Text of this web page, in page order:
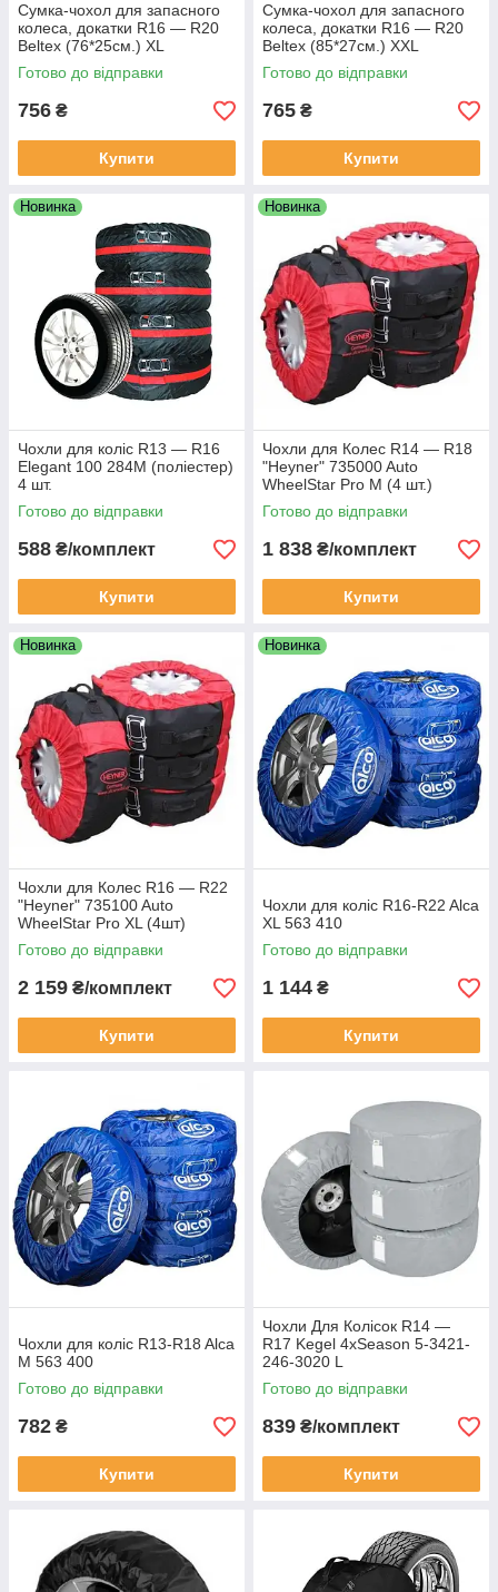
Сумка-чохол для запасного
колеса, докатки R16 — R20
Beltex (76*25см.) XL
Готово до відправки
756 ₴
Купити
Сумка-чохол для запасного
колеса, докатки R16 — R20
Beltex (85*27см.) XXL
Готово до відправки
765 ₴
Купити
Новинка
Чохли для коліс R13 — R16
Elegant 100 284M (поліестер)
4 шт.
Готово до відправки
588 ₴/комплект
Купити
Новинка
Чохли для Колес R14 — R18
"Heyner" 735000 Auto
WheelStar Pro M (4 шт.)
Готово до відправки
1 838 ₴/комплект
Купити
Новинка
Чохли для Колес R16 — R22
"Heyner" 735100 Auto
WheelStar Pro XL (4шт)
Готово до відправки
2 159 ₴/комплект
Купити
Новинка
Чохли для коліс R16-R22 Alca
XL 563 410
Готово до відправки
1 144 ₴
Купити
Чохли для коліс R13-R18 Alca
М 563 400
Готово до відправки
782 ₴
Купити
Чохли Для Колісок R14 —
R17 Kegel 4xSeason 5-3421-
246-3020 L
Готово до відправки
839 ₴/комплект
Купити